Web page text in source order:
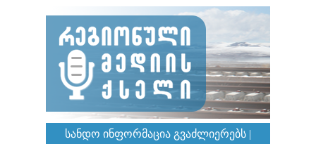
ᲡᲐᲜᲓᲝ ᲘᲜᲤᲝᲠᲛᲐᲪᲘᲐ ᲒᲕᲐᲫᲚᲘᲔᲠᲔᲑᲡ |